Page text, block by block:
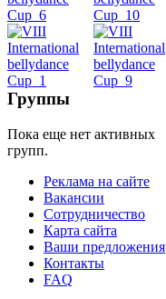
Группы
Пока еще нет активных
групп.
Реклама на сайте
Вакансии
Сотрудничество
Карта сайта
Ваши предложения
Контакты
FAQ